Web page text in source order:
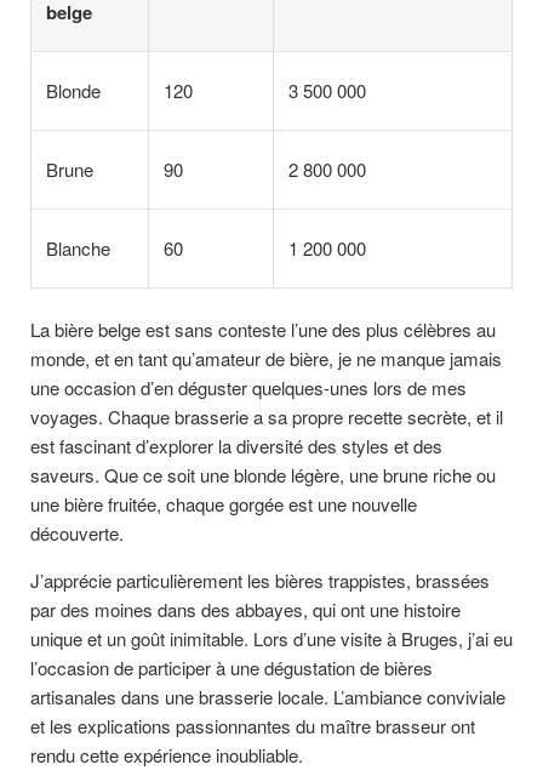
belge
Blonde 120 3 500 000
Brune 90 2 800 000
Blanche 60 1 200 000
La bière belge est sans conteste l’une des plus célèbres au
monde, et en tant qu’amateur de bière, je ne manque jamais
une occasion d’en déguster quelques-unes lors de mes
voyages. Chaque brasserie a sa propre recette secrète, et il
est fascinant d’explorer la diversité des styles et des
saveurs. Que ce soit une blonde légère, une brune riche ou
une bière fruitée, chaque gorgée est une nouvelle
découverte.
J’apprécie particulièrement les bières trappistes, brassées
par des moines dans des abbayes, qui ont une histoire
unique et un goût inimitable. Lors d’une visite à Bruges, j’ai eu
l’occasion de participer à une dégustation de bières
artisanales dans une brasserie locale. L’ambiance conviviale
et les explications passionnantes du maître brasseur ont
rendu cette expérience inoubliable.